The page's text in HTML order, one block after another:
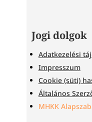
Jogi dolgok
Adatkezelési
Impresszum
Cookie (süti)
Általános
MHKK